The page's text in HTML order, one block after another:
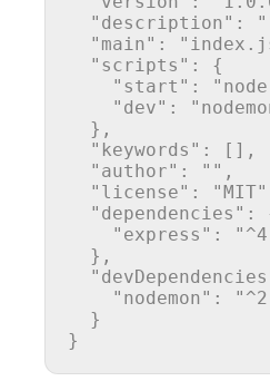
"description" :
"main" :
"scripts" :
{
"start" :
"dev" :
} ,
"keywords" : [ ] ,
"author" : "" ,
"license" : "MIT"
"dependencies" :
"express" :
} ,
"nodemon" :
}
}